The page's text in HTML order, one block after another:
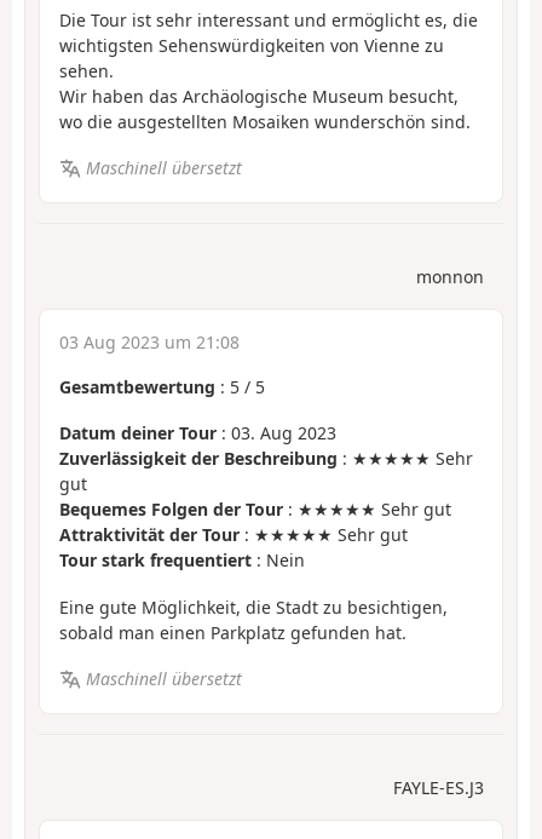
Die Tour ist sehr interessant und ermöglicht es, die
wichtigsten Sehenswürdigkeiten von Vienne zu
sehen.
Wir haben das Archäologische Museum besucht,
wo die ausgestellten Mosaiken wunderschön sind.
Maschinell übersetzt
monnon
03 Aug 2023 um 21:08
Gesamtbewertung : 5 / 5
Datum deiner Tour : 03. Aug 2023
Zuverlässigkeit der Beschreibung : ★★★★★ Sehr
gut
Bequemes Folgen der Tour : ★★★★★ Sehr gut
Attraktivität der Tour : ★★★★★ Sehr gut
Tour stark frequentiert : Nein
Eine gute Möglichkeit, die Stadt zu besichtigen,
sobald man einen Parkplatz gefunden hat.
Maschinell übersetzt
FAYLE-ES.J3